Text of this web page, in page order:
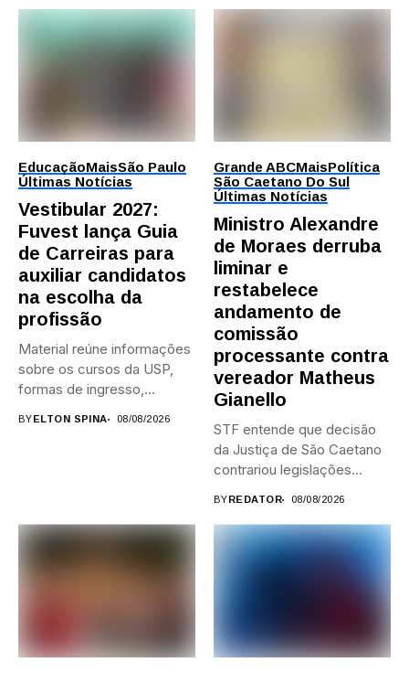
EducaçãoMaisSão Paulo
Últimas Notícias
Vestibular 2027:
Fuvest lança Guia
de Carreiras para
auxiliar candidatos
na escolha da
profissão
Material reúne informações
sobre os cursos da USP,
formas de ingresso,
BY ELTON SPINA 08/08/2026
Grande ABCMaisPolítica
São Caetano Do Sul
Últimas Notícias
Ministro Alexandre
de Moraes derruba
liminar e
restabelece
andamento de
comissão
processante contra
vereador Matheus
Gianello
STF entende que decisão
da Justiça de São Caetano
contrariou legislações
BY REDATOR 08/08/2026